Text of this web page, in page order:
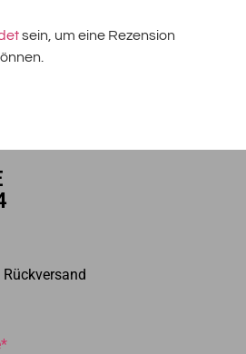
sein, um eine Rezension